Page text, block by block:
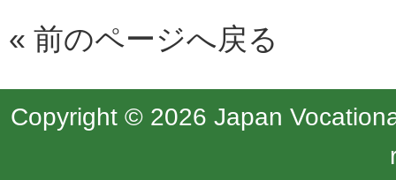
« 前のページへ戻る
Copyright © 2026 Japan